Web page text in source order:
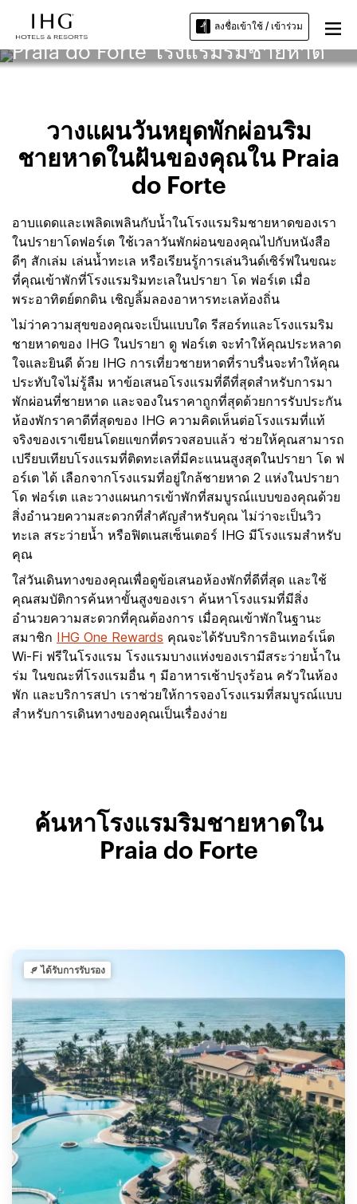
ลงชื่อเข้าใช้ / เข้าร่วม
Praia do Forte โรงแรมริมชายหาด
วางแผนวันหยุดพักผ่อนริม
ชายหาดในฝันของคุณใน Praia
do Forte
อาบแดดและเพลิดเพลินกับน้ำในโรงแรมริมชายหาดของเรา
ในปรายาโดฟอร์เต ใช้เวลาวันพักผ่อนของคุณไปกับหนังสือ
ดีๆ สักเล่ม เล่นน้ำทะเล หรือเรียนรู้การเล่นวินด์เซิร์ฟในขณะ
ที่คุณเข้าพักที่โรงแรมริมทะเลในปรายา โด ฟอร์เต เมื่อ
พระอาทิตย์ตกดิน เชิญลิ้มลองอาหารทะเลท้องถิ่น
ไม่ว่าความสุขของคุณจะเป็นแบบใด รีสอร์ทและโรงแรมริม
ชายหาดของ IHG ในปรายา ดู ฟอร์เต จะทำให้คุณประหลาด
ใจและยินดี ด้วย IHG การเที่ยวชายหาดที่ราบรื่นจะทำให้คุณ
ประทับใจไม่รู้ลืม หาข้อเสนอโรงแรมที่ดีที่สุดสำหรับการมา
พักผ่อนที่ชายหาด และจองในราคาถูกที่สุดด้วยการรับประกัน
ห้องพักราคาดีที่สุดของ IHG ความคิดเห็นต่อโรงแรมที่แท้
จริงของเราเขียนโดยแขกที่ตรวจสอบแล้ว ช่วยให้คุณสามารถ
เปรียบเทียบโรงแรมที่ติดทะเลที่มีคะแนนสูงสุดในปรายา โด ฟ
อร์เต ได้ เลือกจากโรงแรมที่อยู่ใกล้ชายหาด 2 แห่งในปรายา
โด ฟอร์เต และวางแผนการเข้าพักที่สมบูรณ์แบบของคุณด้วย
สิ่งอำนวยความสะดวกที่สำคัญสำหรับคุณ ไม่ว่าจะเป็นวิว
ทะเล สระว่ายน้ำ หรือฟิตเนสเซ็นเตอร์ IHG มีโรงแรมสำหรับ
คุณ
ใส่วันเดินทางของคุณเพื่อดูข้อเสนอห้องพักที่ดีที่สุด และใช้
คุณสมบัติการค้นหาขั้นสูงของเรา ค้นหาโรงแรมที่มีสิ่ง
อำนวยความสะดวกที่คุณต้องการ เมื่อคุณเข้าพักในฐานะ
สมาชิก IHG One Rewards คุณจะได้รับบริการอินเทอร์เน็ต
Wi-Fi ฟรีในโรงแรม โรงแรมบางแห่งของเรามีสระว่ายน้ำใน
ร่ม ในขณะที่โรงแรมอื่น ๆ มีอาหารเช้าปรุงร้อน ครัวในห้อง
พัก และบริการสปา เราช่วยให้การจองโรงแรมที่สมบูรณ์แบบ
สำหรับการเดินทางของคุณเป็นเรื่องง่าย
ค้นหาโรงแรมริมชายหาดใน
Praia do Forte
ได้รับการรับรอง